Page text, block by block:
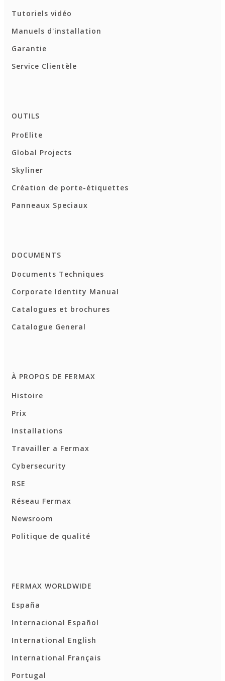
Tutoriels vidéo
Manuels d'installation
Garantie
Service Clientèle
OUTILS
ProElite
Global Projects
Skyliner
Création de porte-étiquettes
Panneaux Speciaux
DOCUMENTS
Documents Techniques
Corporate Identity Manual
Catalogues et brochures
Catalogue General
À PROPOS DE FERMAX
Histoire
Prix
Installations
Travailler a Fermax
Cybersecurity
RSE
Réseau Fermax
Newsroom
Politique de qualité
FERMAX WORLDWIDE
España
Internacional Español
International English
International Français
Portugal